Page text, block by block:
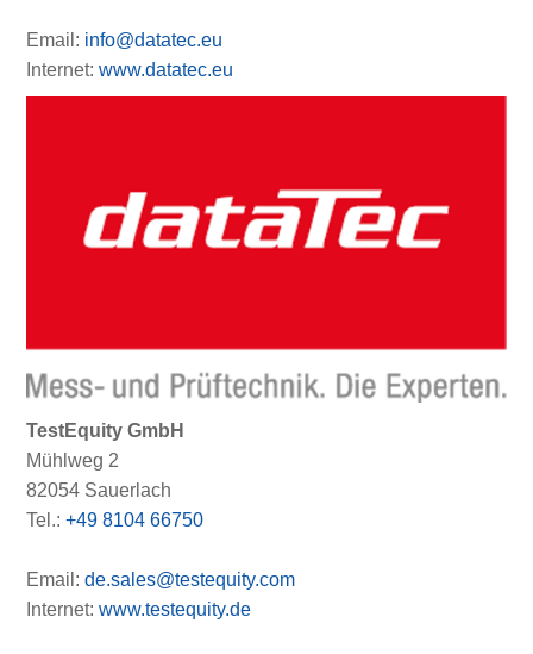
Email: info@datatec.eu
Internet:www.datatec.eu
TestEquity GmbH
Mühlweg 2
82054 Sauerlach
Tel.:+49 8104 66750
Email:de.sales@testequity.com
Internet:www.testequity.de